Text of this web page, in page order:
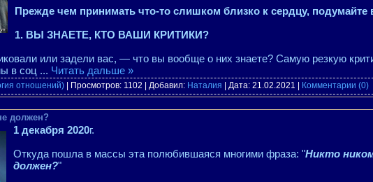
Прежде чем принимать что-то слишком близко к сердцу, подумайте
1. ВЫ ЗНАЕТЕ, КТО ВАШИ КРИТИКИ?
или задели вас, — что вы вообще о них знаете? Самую резкую
в соц ... Читать дальше »
отношений) | Просмотров: 1102 | Добавил: Наталия | Дата: 21.02.2021 Комментарии (0)
должен?
1 декабря 2020г.
Откуда пошла в массы эта полюбившаяся многими фраза: "Никто
должен?"